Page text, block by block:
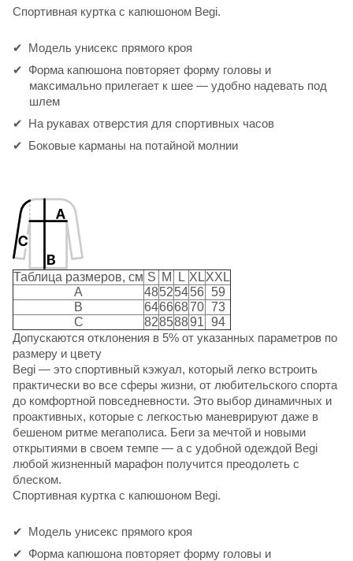
Спортивная куртка с капюшоном Begi.
Модель унисекс прямого кроя
Форма капюшона повторяет форму головы и
максимально прилегает к шее — удобно надевать под
шлем
На рукавах отверстия для спортивных часов
Боковые карманы на потайной молнии
Таблица размеров, см S M L XLXXL
A
48525456 59
B
64666870 73
C
82858891 94
Допускаются отклонения в 5% от указанных параметров по
размеру и цвету
Begi — это спортивный кэжуал, который легко встроить
практически во все сферы жизни, от любительского спорта
до комфортной повседневности. Это выбор динамичных и
проактивных, которые с легкостью маневрируют даже в
бешеном ритме мегаполиса. Беги за мечтой и новыми
открытиями в своем темпе — а с удобной одеждой Begi
любой жизненный марафон получится преодолеть с
блеском.
Спортивная куртка с капюшоном Begi.
Модель унисекс прямого кроя
Форма капюшона повторяет форму головы и